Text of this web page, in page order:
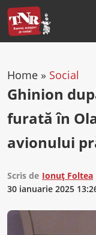
Home » Social
Ghinion
furată în
avionului
Scris de Ionuț Foltea
30 ianuarie 2025